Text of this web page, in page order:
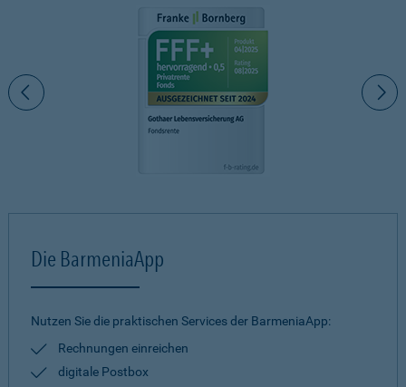
Die BarmeniaApp
Nutzen Sie die praktischen Services der BarmeniaApp:
Rechnungen einreichen
digitale Postbox